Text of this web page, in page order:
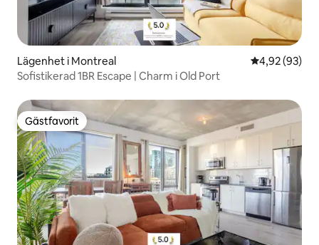
Lägenhet i Montreal 4,92 av 5 i
4,92 (93)
Sofistikerad 1BR Escape | Charm i Old Port
Gästfavorit
Gästfavorit